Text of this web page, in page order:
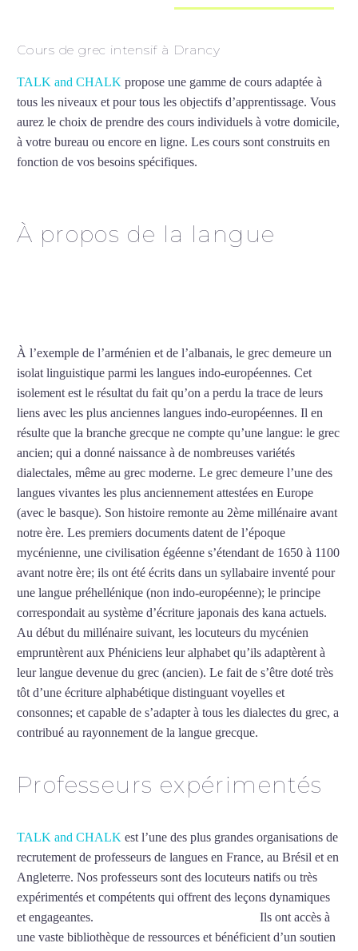
Cours de grec intensif à Drancy
TALK and CHALK propose une gamme de cours adaptée à
tous les niveaux et pour tous les objectifs d’apprentissage. Vous
aurez le choix de prendre des cours individuels à votre domicile,
à votre bureau ou encore en ligne. Les cours sont construits en
fonction de vos besoins spécifiques.
À propos de la langue
À l’exemple de l’arménien et de l’albanais, le grec demeure un
isolat linguistique parmi les langues indo-européennes. Cet
isolement est le résultat du fait qu’on a perdu la trace de leurs
liens avec les plus anciennes langues indo-européennes. Il en
résulte que la branche grecque ne compte qu’une langue: le grec
ancien; qui a donné naissance à de nombreuses variétés
dialectales, même au grec moderne. Le grec demeure l’une des
langues vivantes les plus anciennement attestées en Europe
(avec le basque). Son histoire remonte au 2ème millénaire avant
notre ère. Les premiers documents datent de l’époque
mycénienne, une civilisation égéenne s’étendant de 1650 à 1100
avant notre ère; ils ont été écrits dans un syllabaire inventé pour
une langue préhellénique (non indo-européenne); le principe
correspondait au système d’écriture japonais des kana actuels.
Au début du millénaire suivant, les locuteurs du mycénien
empruntèrent aux Phéniciens leur alphabet qu’ils adaptèrent à
leur langue devenue du grec (ancien). Le fait de s’être doté très
tôt d’une écriture alphabétique distinguant voyelles et
consonnes; et capable de s’adapter à tous les dialectes du grec, a
contribué au rayonnement de la langue grecque.
Professeurs expérimentés
TALK and CHALK est l’une des plus grandes organisations de
recrutement de professeurs de langues en France, au Brésil et en
Angleterre. Nos professeurs sont des locuteurs natifs ou très
expérimentés et compétents qui offrent des leçons dynamiques
et engageantes.
Ils ont accès à
une vaste bibliothèque de ressources et bénéficient d’un soutien